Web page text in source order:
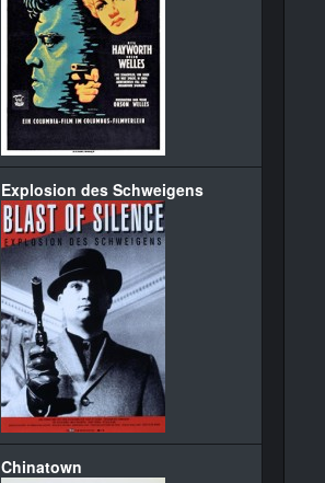
Explosion des Schweigens
Chinatown